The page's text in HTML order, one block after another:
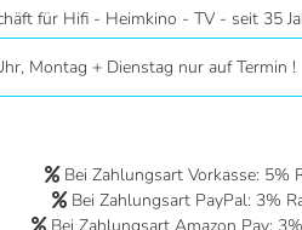
auf 2 Etagen - Hörstudios in
Montag + Dienstag nur auf Termin !
Bei Zahlungsart Vorkasse: 5%
Bei Zahlungsart PayPal: 3%